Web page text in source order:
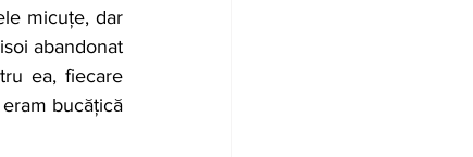
micuțe, dar
abandonat
ea, fiecare
bucățică